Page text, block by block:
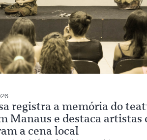
registra a memória do
Manaus e destaca artistas
a cena local